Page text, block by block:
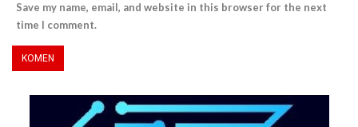
Save my name, email, and website in this browser for the next
time I comment.